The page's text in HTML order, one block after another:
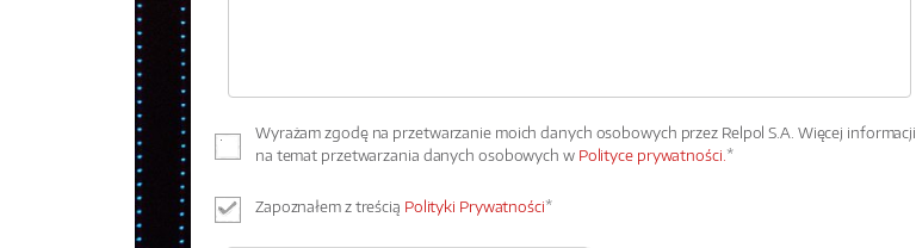
Wyrażam zgodę na przetwarzanie moich danych osobowych przez Relpol S.A. Więcej informacji
na temat przetwarzania danych osobowych w Polityce prywatności.*
Zapoznałem z treścią Polityki Prywatności*